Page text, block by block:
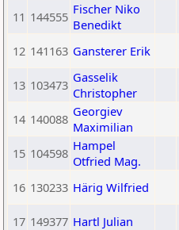
11 144555 Fischer Niko
Benedikt
12 141163 Gansterer Erik
13 103473 Gasselik
Christopher
14 140088 Georgiev
Maximilian
15 104598 Hampel
Otfried Mag.
16 130233 Härig Wilfried
17 149377 Hartl Julian